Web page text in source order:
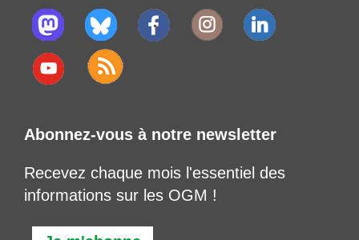
Abonnez-vous à notre newsletter
Recevez chaque mois l'essentiel des
informations sur les OGM !